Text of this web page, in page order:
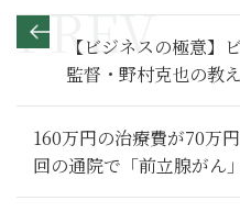
【ビジネスの極意】
監督・野村克也の教え
160万円の治療費が70万
回の通院で「前立腺がん